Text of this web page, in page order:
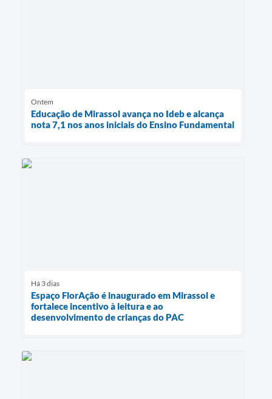
Ontem
Educação de Mirassol avança no Ideb e alcança
nota 7,1 nos anos iniciais do Ensino Fundamental
Há 3 dias
Espaço FlorAção é inaugurado em Mirassol e
fortalece incentivo à leitura e ao
desenvolvimento de crianças do PAC